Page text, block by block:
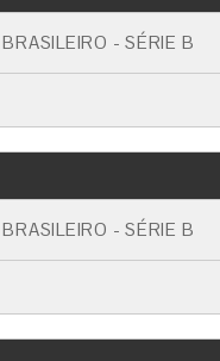
- SÉRIE B
- SÉRIE B